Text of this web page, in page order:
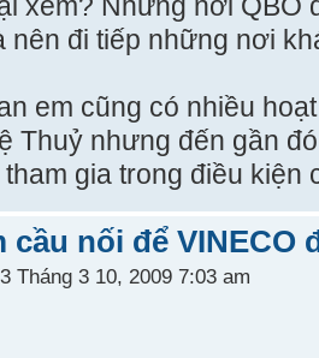
nên đi tiếp những nơi
em cũng có nhiều
Thuỷ nhưng đến gần
gia trong điều kiện
cầu nối để VINECO
Tháng 3 10, 2009 7:03 am